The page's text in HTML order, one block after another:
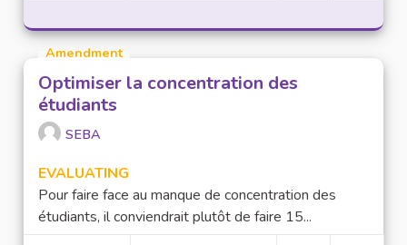
Amendment
Optimiser la concentration des
étudiants
SEBA
EVALUATING
Pour faire face au manque de concentration des
étudiants, il conviendrait plutôt de faire 15...